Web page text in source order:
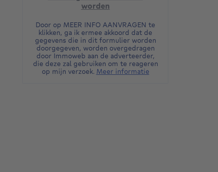
worden
Door op MEER INFO AANVRAGEN te
klikken, ga ik ermee akkoord dat de
gegevens die in dit formulier worden
doorgegeven, worden overgedragen
door Immoweb aan de adverteerder,
die deze zal gebruiken om te reageren
op mijn verzoek. Meer informatie